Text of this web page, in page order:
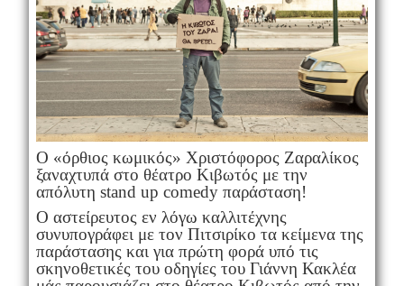
Ο «όρθιος κωμικός» Χριστόφορος Ζαραλίκος
ξαναχτυπά στο θέατρο Κιβωτός με την
απόλυτη stand up comedy παράσταση!
Ο αστείρευτος εν λόγω καλλιτέχνης
συνυπογράφει με τον Πιτσιρίκο τα κείμενα της
παράστασης και για πρώτη φορά υπό τις
σκηνοθετικές του οδηγίες του Γιάννη Κακλέα